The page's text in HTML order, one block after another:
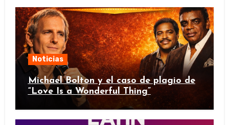
Noticias
Michael Bolton y el caso de plagio de
“Love Is a Wonderful Thing”